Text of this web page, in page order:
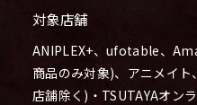
対象店舗
ANIPLEX+、ufotable、
商品のみ対象)、アニメイ
店舗除く)・TSUTAYAオン